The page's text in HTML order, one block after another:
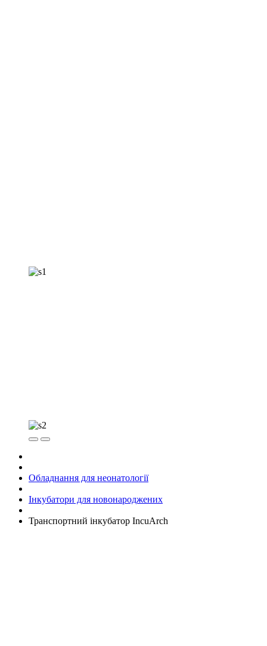
Обладнання для неонатології
Інкубатори для новонароджених
Транспортний інкубатор IncuArch